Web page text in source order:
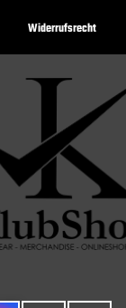
Widerrufsrecht